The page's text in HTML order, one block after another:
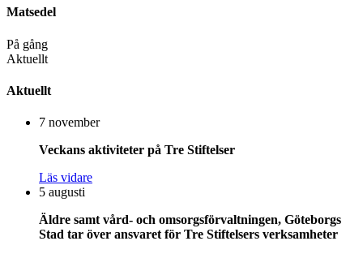
Matsedel
På gång
Aktuellt
Aktuellt
7 november
Veckans aktiviteter på Tre Stiftelser
Läs vidare
5 augusti
Äldre samt vård- och omsorgsförvaltningen, Göteborgs
Stad tar över ansvaret för Tre Stiftelsers verksamheter